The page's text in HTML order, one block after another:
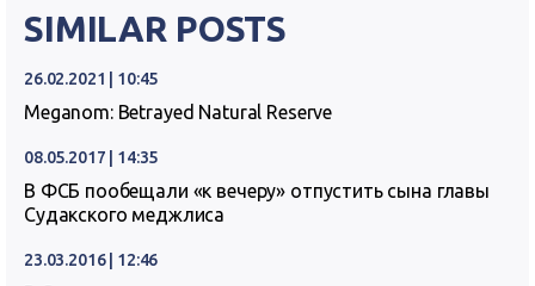
SIMILAR POSTS
26.02.2021 | 10:45
Meganom: Betrayed Natural Reserve
08.05.2017 | 14:35
В ФСБ пообещали «к вечеру» отпустить сына главы
Судакского меджлиса
23.03.2016 | 12:46